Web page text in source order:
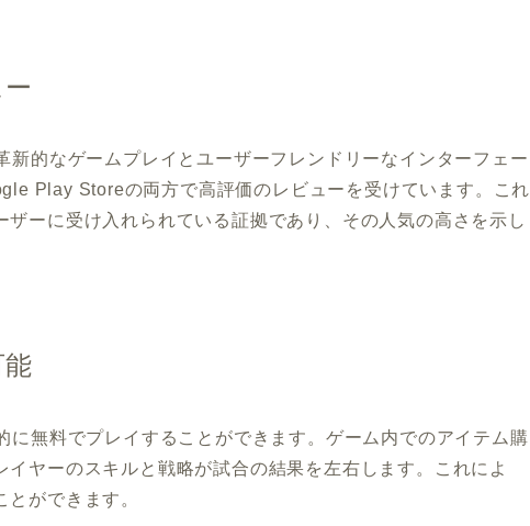
新的なゲームプレイとユーザーフレンドリーなインターフェー
Play Storeの両方で高評価のレビューを受けています。これ
ザーに受け入れられている証拠であり、その人気の高さを示し
に無料でプレイすることができます。ゲーム内でのアイテム購
イヤーのスキルと戦略が試合の結果を左右します。これによ
ができます。